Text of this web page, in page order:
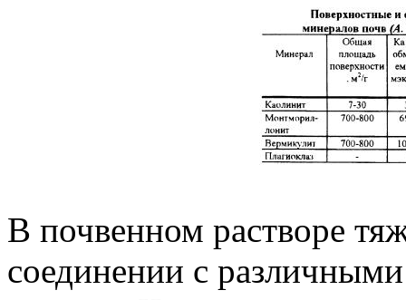
В почвенном растворе
соединении с